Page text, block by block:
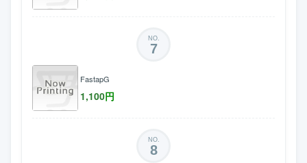
NO.
7
FastapG
1,100円
NO.
8